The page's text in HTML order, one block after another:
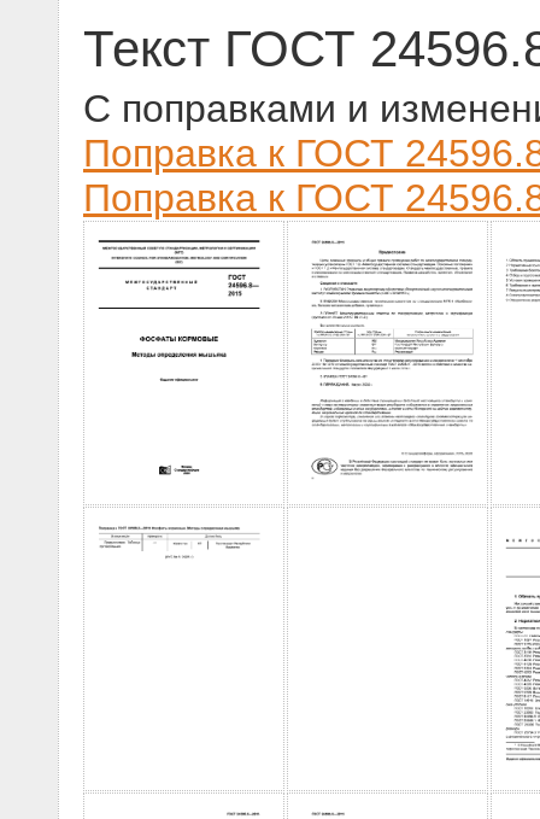
Текст ГОСТ
С поправками и
Поправка к ГОСТ
Поправка к ГОСТ